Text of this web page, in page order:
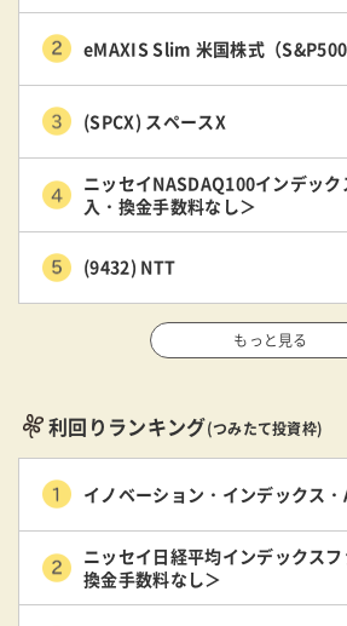
eMAXIS Slim 米国株式（S&P500
(SPCX) スペースX
ニッセイNASDAQ100インデッ
入・換金手数料なし＞
(9432) NTT
もっと見る
利回りランキング(つみたて投資枠)
イノベーション・インデックス・
ニッセイ日経平均インデックスフ
換金手数料なし＞